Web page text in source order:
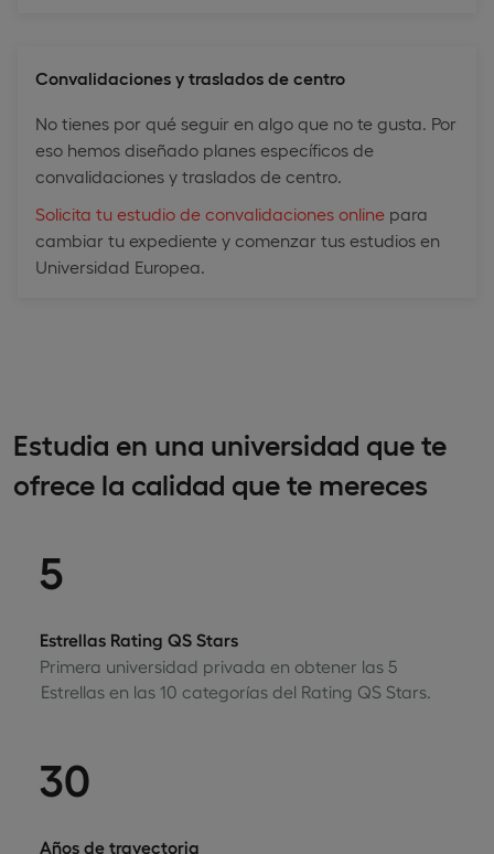
Convalidaciones y traslados de centro
No tienes por qué seguir en algo que no te gusta. Por
eso hemos diseñado planes específicos de
convalidaciones y traslados de centro.
Solicita tu estudio de convalidaciones online para
cambiar tu expediente y comenzar tus estudios en
Universidad Europea.
Estudia en una universidad que te
ofrece la calidad que te mereces
5
Estrellas Rating QS Stars
Primera universidad privada en obtener las 5
Estrellas en las 10 categorías del Rating QS Stars.
30
Años de trayectoria